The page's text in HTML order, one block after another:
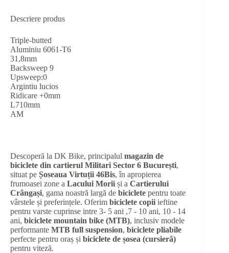
Descriere produs
Triple-butted
Aluminiu 6061-T6
31,8mm
Backsweep 9
Upsweep:0
Argintiu lucios
Ridicare +0mm
L710mm
AM
Descoperă la DK Bike, principalul magazin de
biciclete din cartierul Militari Sector 6 București,
situat pe Șoseaua Virtuții 46Bis, în apropierea
frumoasei zone a Lacului Morii și a Cartierului
Crângași, gama noastră largă de biciclete pentru toate
vârstele și preferințele. Oferim biciclete copii ieftine
pentru varste cuprinse intre 3- 5 ani ,7 - 10 ani, 10 - 14
ani, biciclete mountain bike (MTB), inclusiv modele
performante MTB full suspension, biciclete pliabile
perfecte pentru oraș și biciclete de șosea (cursieră)
pentru viteză.